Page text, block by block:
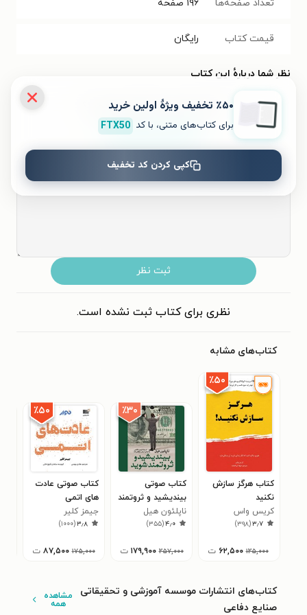
تعداد صفحه‌ها ۱۹۶ صفحه
قیمت کتاب رایگان
نظر شما دربارهٔ این کتاب
به این کتاب چه امتیازی می‌دهید؟
۱ ۲ ۳ ۴ ۵
ثبت نظر
نظری برای کتاب ثبت نشده است.
کتاب‌های مشابه
٪۵۰
کتاب هرگز سازش
نکنید
کریس واس
۳٫۷(۳۹۸)
۱۲۵,۰۰۰ ۶۲,۵۰۰ ت
٪۳۰
کتاب صوتی
بیندیشید و ثروتمند
شوید
ناپلئون هیل
۴٫۰(۳۵۵)
۲۵۷,۰۰۰ ۱۷۹,۹۰۰ ت
٪۵۰
کتاب صوتی عادت‌
های اتمی
جیمز کلیر
۳٫۸(۱۰۰۰)
۱۷۵,۰۰۰ ۸۷,۵۰۰ ت
کتاب‌های انتشارات موسسه آموزشی و تحقیقاتی
صنایع دفاعی
مشاهده
همه
٪۵۰ تخفیف ویژۀ اولین خرید
برای کتاب‌های متنی، با کد FTX50
کپی کردن کد تخفیف